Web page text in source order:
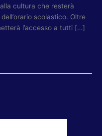
cultura che resterà
scolastico. Oltre
l’accesso a tutti […]